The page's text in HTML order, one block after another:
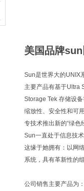
美国品牌
Sun是世界大的UNIX
主要产品有基于Ultra
Storage Tek 存储设
缩放性、安全性和可
专技术推出新的“绿
Sun一直处于信息技
这缘于她拥有：以网
系统，具有革新性的
公司销售主要产品为